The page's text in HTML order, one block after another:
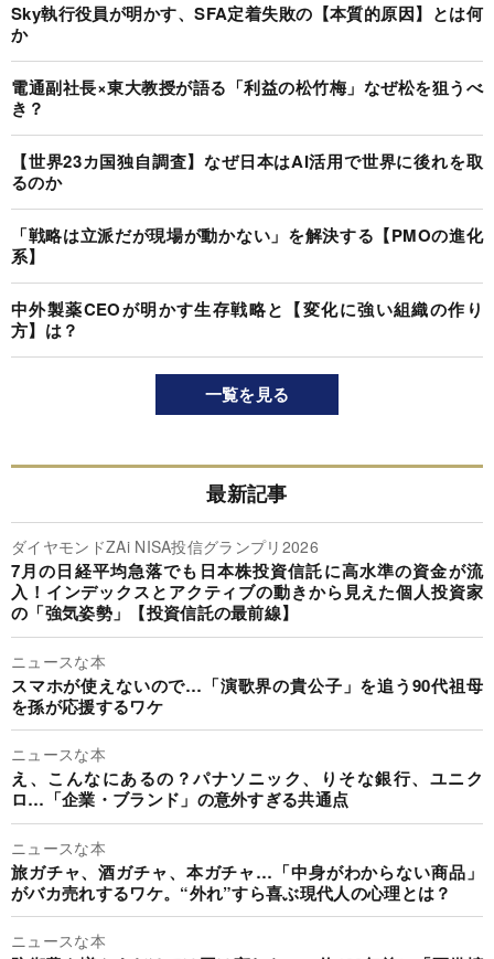
Sky執行役員が明かす、SFA定着失敗の【本質的原因】とは何
か
電通副社長×東大教授が語る「利益の松竹梅」なぜ松を狙うべ
き？
【世界23カ国独自調査】なぜ日本はAI活用で世界に後れを取
るのか
「戦略は立派だが現場が動かない」を解決する【PMOの進化
系】
中外製薬CEOが明かす生存戦略と【変化に強い組織の作り
方】は？
一覧を見る
最新記事
ダイヤモンドZAi NISA投信グランプリ2026
7月の日経平均急落でも日本株投資信託に高水準の資金が流
入！インデックスとアクティブの動きから見えた個人投資家
の「強気姿勢」【投資信託の最前線】
ニュースな本
スマホが使えないので…「演歌界の貴公子」を追う90代祖母
を孫が応援するワケ
ニュースな本
え、こんなにあるの？パナソニック、りそな銀行、ユニク
ロ…「企業・ブランド」の意外すぎる共通点
ニュースな本
旅ガチャ、酒ガチャ、本ガチャ…「中身がわからない商品」
がバカ売れするワケ。“外れ”すら喜ぶ現代人の心理とは？
ニュースな本